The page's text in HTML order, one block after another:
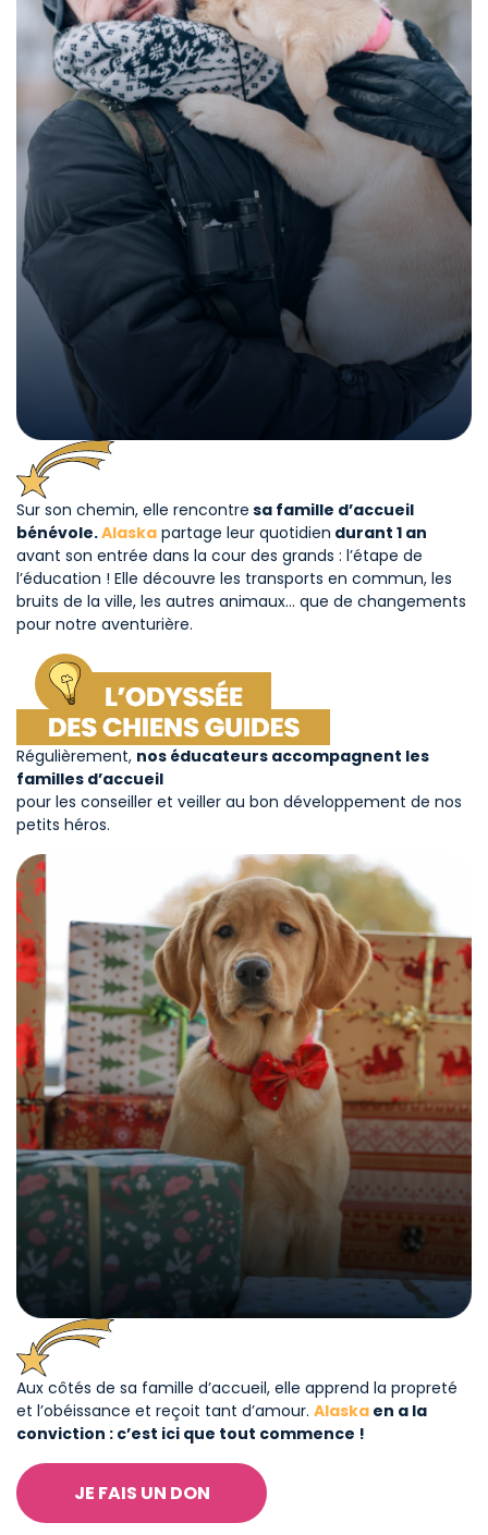
Sur son chemin, elle rencontre sa famille d’accueil
bénévole.Alaska partage leur quotidien durant 1 an
avant son entrée dans la cour des grands : l’étape de
l’éducation ! Elle découvre les transports en commun, les
bruits de la ville, les autres animaux… que de changements
pour notre aventurière.
Régulièrement, nos éducateurs accompagnent les
familles d’accueil
pour les conseiller et veiller au bon développement de nos
petits héros.
Aux côtés de sa famille d’accueil, elle apprend la propreté
et l’obéissance et reçoit tant d’amour. Alaska en a la
conviction : c’est ici que tout commence !
JE FAIS UN DON